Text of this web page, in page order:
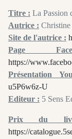
Titre : La Passion
Autrice : Christine
Site de l'autrice :
Page
https://
Présentation
u5P6w6z-U
Editeur : 5 Sens
Prix du
https://